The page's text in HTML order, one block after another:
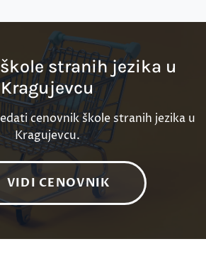
stranih jezika u
Kragujevcu
cenovnik škole stranih jezika u
Kragujevcu.
VIDI CENOVNIK